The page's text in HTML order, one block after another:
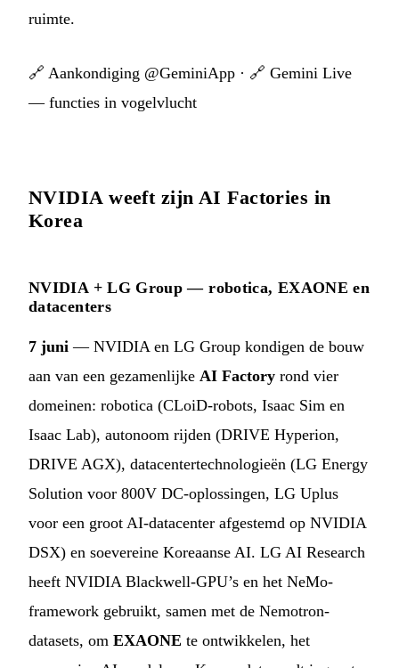
ruimte.
🔗 Aankondiging @GeminiApp · 🔗 Gemini Live
— functies in vogelvlucht
NVIDIA weeft zijn AI Factories in
Korea
NVIDIA + LG Group — robotica, EXAONE en
datacenters
7 juni — NVIDIA en LG Group kondigen de bouw
aan van een gezamenlijke AI Factory rond vier
domeinen: robotica (CLoiD-robots, Isaac Sim en
Isaac Lab), autonoom rijden (DRIVE Hyperion,
DRIVE AGX), datacentertechnologieën (LG Energy
Solution voor 800V DC-oplossingen, LG Uplus
voor een groot AI-datacenter afgestemd op NVIDIA
DSX) en soevereine Koreaanse AI. LG AI Research
heeft NVIDIA Blackwell-GPU’s en het NeMo-
framework gebruikt, samen met de Nemotron-
datasets, om EXAONE te ontwikkelen, het